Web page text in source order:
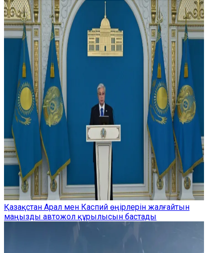
Қазақстан Арал мен Каспий өңірлерін жалғайтын
маңызды автожол құрылысын бастады